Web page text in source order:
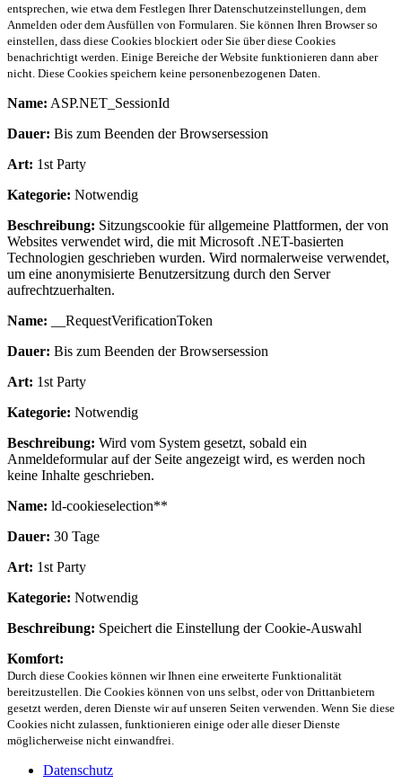
entsprechen, wie etwa dem Festlegen Ihrer Datenschutzeinstellungen, dem
Anmelden oder dem Ausfüllen von Formularen. Sie können Ihren Browser so
einstellen, dass diese Cookies blockiert oder Sie über diese Cookies
benachrichtigt werden. Einige Bereiche der Website funktionieren dann aber
nicht. Diese Cookies speichern keine personenbezogenen Daten.
Name: ASP.NET_SessionId
Dauer: Bis zum Beenden der Browsersession
Art: 1st Party
Kategorie: Notwendig
Beschreibung: Sitzungscookie für allgemeine Plattformen, der von
Websites verwendet wird, die mit Microsoft .NET-basierten
Technologien geschrieben wurden. Wird normalerweise verwendet,
um eine anonymisierte Benutzersitzung durch den Server
aufrechtzuerhalten.
Name: __RequestVerificationToken
Dauer: Bis zum Beenden der Browsersession
Art: 1st Party
Kategorie: Notwendig
Beschreibung: Wird vom System gesetzt, sobald ein
Anmeldeformular auf der Seite angezeigt wird, es werden noch
keine Inhalte geschrieben.
Name: ld-cookieselection**
Dauer: 30 Tage
Art: 1st Party
Kategorie: Notwendig
Beschreibung: Speichert die Einstellung der Cookie-Auswahl
Komfort:
Durch diese Cookies können wir Ihnen eine erweiterte Funktionalität
bereitzustellen. Die Cookies können von uns selbst, oder von Drittanbietern
gesetzt werden, deren Dienste wir auf unseren Seiten verwenden. Wenn Sie diese
Cookies nicht zulassen, funktionieren einige oder alle dieser Dienste
möglicherweise nicht einwandfrei.
Datenschutz